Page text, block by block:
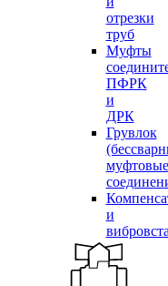
отрезки
труб
Муфты
ПФРК
и
ДРК
Грувлок
муфтовые
и